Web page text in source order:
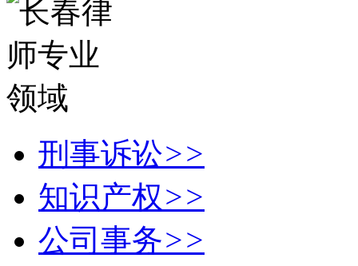
刑事诉讼>>
知识产权>>
公司事务>>